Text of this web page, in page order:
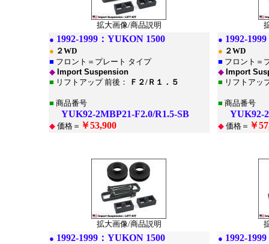
拡大画像/商品説明
● 1992-1999： YUKON 1500
● ２WD
■ フロント＝プレート タイプ
◆ Import Suspension
■ リフトアップ 前後： Ｆ２/Ｒ１．５
■ 商品番号
YUK92-2MBP21-F2.0/R1.5-SB
◆価格＝ ￥53,900
● 1992-1999
● ２WD
■ フロント＝
◆ Import
■ リフトアッ
■ 商品番号
YUK92-
◆価格＝ ￥
拡大画像/商品説明
● 1992-1999： YUKON 1500 ● 1992-1999